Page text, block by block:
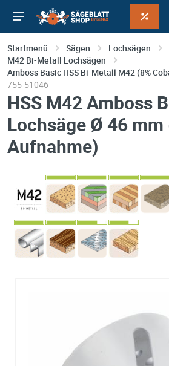
Startmenü Sägen
Lochsägen
M42 Bi-Metall Lochsägen
Amboss Basic HSS Bi-Metall M42 (8%
755-51046
HSS M42 Amboss
Lochsäge Ø 46
Aufnahme)